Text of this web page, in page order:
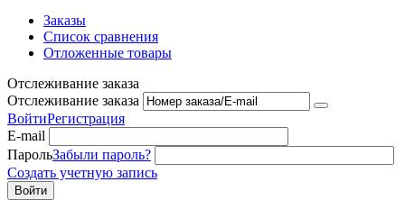
Заказы
Список сравнения
Отложенные товары
Отслеживание заказа
Отслеживание заказа
ВойтиРегистрация
E-mail
ПарольЗабыли пароль?
Создать учетную запись
Войти